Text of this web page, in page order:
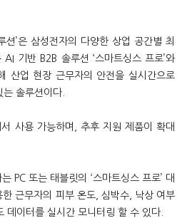
션’은 삼성전자의 다양한 상업 공간별 최
기반 B2B 솔루션 ‘스마트싱스 프로’와
산업 현장 근무자의 안전을 실시간으로
솔루션이다.
서 사용 가능하며, 추후 지원 제품이 확대
PC 또는 태블릿의 ‘스마트싱스 프로’ 대
한 근무자의 피부 온도, 심박수, 낙상 여부
데이터를 실시간 모니터링 할 수 있다.